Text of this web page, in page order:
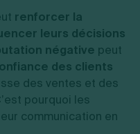
renforcer la
leurs décisions
négative peut
des clients
des ventes et des
pourquoi les
communication en